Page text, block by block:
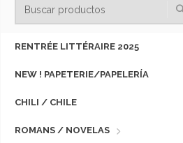
RENTRÉE LITTÉRAIRE 2025
NEW ! PAPETERIE/PAPELERÍA
CHILI / CHILE
ROMANS / NOVELAS